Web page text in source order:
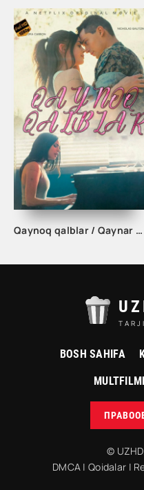
Qaynoq qalblar / Qaynar qalblar / Binafsha yuraklar Uzbek tilida O'zbekcha 2022 tarjima kino HD
BOSH SAHIFA
©
DMCA |Qoidalar |